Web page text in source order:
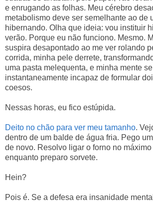
e enrugando as folhas. Meu cérebro
metabolismo deve ser semelhante ao de
hibernando. Olha que ideia: vou instituir
verão. Porque eu não funciono. Mesmo.
suspira desapontado ao me ver rolando
corrida, minha pele derrete,
uma pasta melequenta, e minha mente
instantaneamente incapaz de formular
coesos.
Nessas horas, eu fico estúpida.
Deito no chão para ver meu tamanho.
dentro de um balde de água fria. Pego
de novo. Resolvo ligar o forno no
enquanto preparo sorvete.
Hein?
Pois é. Se a defesa era insanidade